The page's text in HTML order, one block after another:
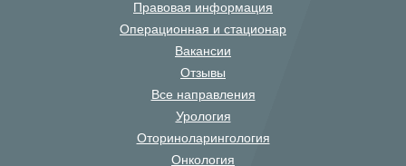
Правовая информация
Операционная и стационар
Вакансии
Отзывы
Все направления
Урология
Оториноларингология
Онкология